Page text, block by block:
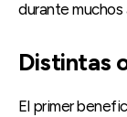
durante
Distintas
El primer